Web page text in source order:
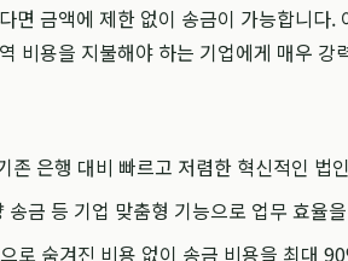
면 금액에 제한 없이 송금이 가능합니다.
비용을 지불해야 하는 기업에게 매우 강
존 은행 대비 빠르고 저렴한 혁신적인 법
송금 등 기업 맞춤형 기능으로 업무 효율
로 숨겨진 비용 없이 송금 비용을 최대